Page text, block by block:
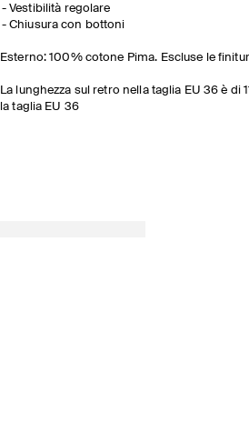
Vestibilità regolare
Chiusura con bottoni
Esterno: 100% cotone Pima. Escluse le
La lunghezza sul retro nella taglia EU 36 è di
la taglia EU 36